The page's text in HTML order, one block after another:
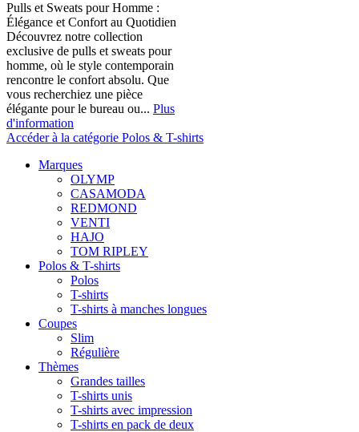
Pulls et Sweats pour Homme :
Élégance et Confort au Quotidien
Découvrez notre collection
exclusive de pulls et sweats pour
homme, où le style contemporain
rencontre le confort absolu. Que
vous recherchiez une pièce
élégante pour le bureau ou... Plus
d'information
Accéder à la catégorie Polos & T-shirts
Marques
OLYMP
CASAMODA
REDMOND
VENTI
HAJO
TOM RIPLEY
Polos & T-shirts
Polos
T-shirts
T-shirts à manches longues
Coupes
Slim
Régulière
Thèmes
Grandes tailles
T-shirts unis
T-shirts avec impression
T-shirts en pack de deux